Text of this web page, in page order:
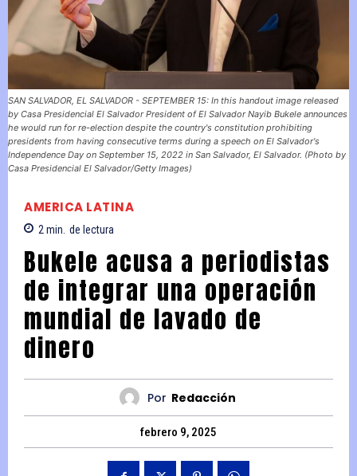
SAN SALVADOR, EL SALVADOR - SEPTEMBER 15: In this handout image released
by Casa Presidencial El Salvador President of El Salvador Nayib Bukele announces
he would run for re-election despite the country's constitution prohibiting
presidents from having consecutive terms during a speech on El Salvador's
Independence Day on September 15, 2022 in San Salvador, El Salvador. (Photo by
Casa Presidencial El Salvador/Getty Images)
AMERICA LATINA
2min. de lectura
Bukele acusa a periodistas
de integrar una operación
mundial de lavado de
dinero
Por Redacción
febrero 9, 2025